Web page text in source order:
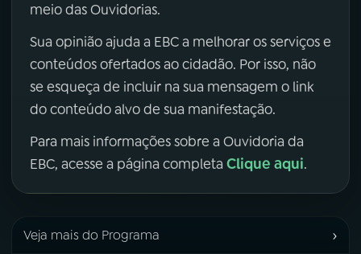
meio das Ouvidorias.
Sua opinião ajuda a EBC a melhorar os serviços e
conteúdos ofertados ao cidadão. Por isso, não
se esqueça de incluir na sua mensagem o link
do conteúdo alvo de sua manifestação.
Para mais informações sobre a Ouvidoria da
EBC, acesse a página completa Clique aqui.
Veja mais do Programa ›